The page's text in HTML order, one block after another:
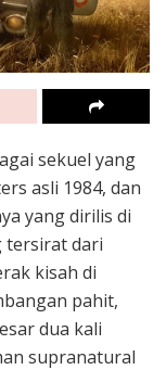
sekuel yang
asli 1984, dan
yang dirilis di
tersirat dari
kisah di
pahit,
dua kali
supranatural